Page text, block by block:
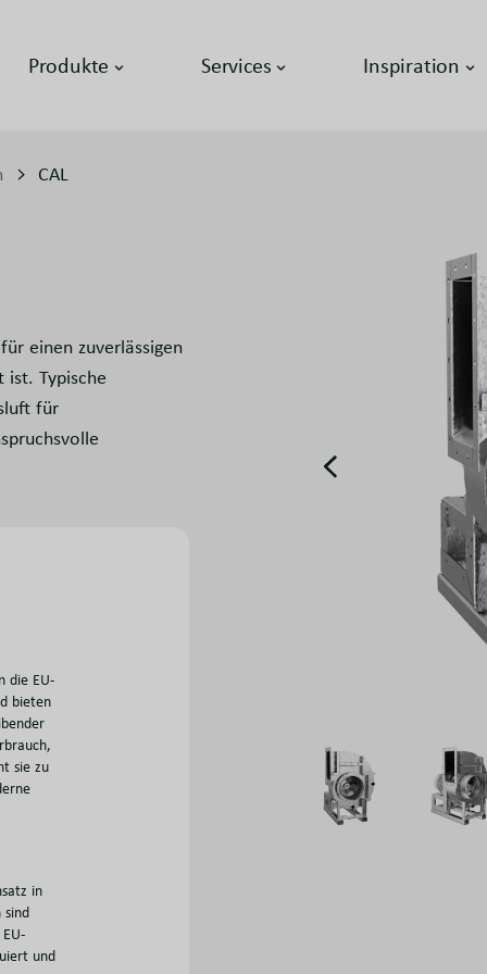
Produkte Services Inspiration
CAL
einen zuverlässigen
ist. Typische
für
die EU-
bieten
sie zu
in
sind
und